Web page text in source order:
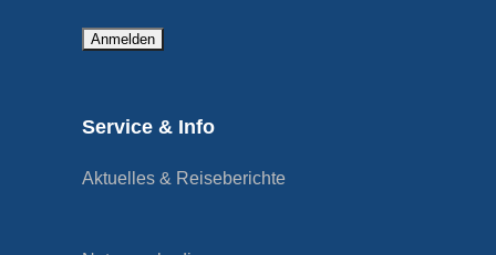
Service & Info
Aktuelles & Reiseberichte